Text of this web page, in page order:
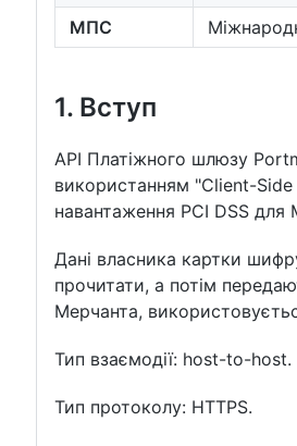
МПС
1. Вступ
API Платіжного шлюзу
використанням "Client-Side
навантаження PCI DSS для
Дані власника картки
прочитати, а потім
Мерчанта,
Тип взаємодії: host-to-host.
Тип протоколу: HTTPS.